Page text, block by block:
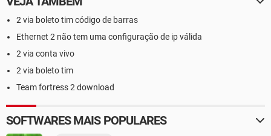
2 via boleto tim código de barras
Ethernet 2 não tem uma configuração de ip válida
2 via conta vivo
2 via boleto tim
Team fortress 2 download
SOFTWARES MAIS POPULARES